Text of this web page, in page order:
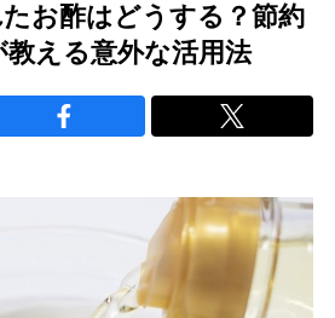
お酢はどうする？節約
える意外な活用法